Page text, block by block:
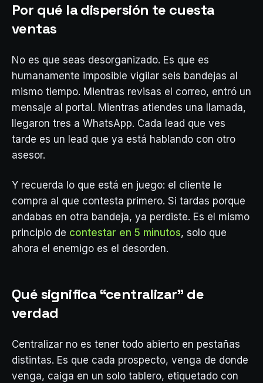
Por qué la dispersión te cuesta
ventas
No es que seas desorganizado. Es que es
humanamente imposible vigilar seis bandejas al
mismo tiempo. Mientras revisas el correo, entró un
mensaje al portal. Mientras atiendes una llamada,
llegaron tres a WhatsApp. Cada lead que ves
tarde es un lead que ya está hablando con otro
asesor.
Y recuerda lo que está en juego: el cliente le
compra al que contesta primero. Si tardas porque
andabas en otra bandeja, ya perdiste. Es el mismo
principio de contestar en 5 minutos, solo que
ahora el enemigo es el desorden.
Qué significa “centralizar” de
verdad
Centralizar no es tener todo abierto en pestañas
distintas. Es que cada prospecto, venga de donde
venga, caiga en un solo tablero, etiquetado con